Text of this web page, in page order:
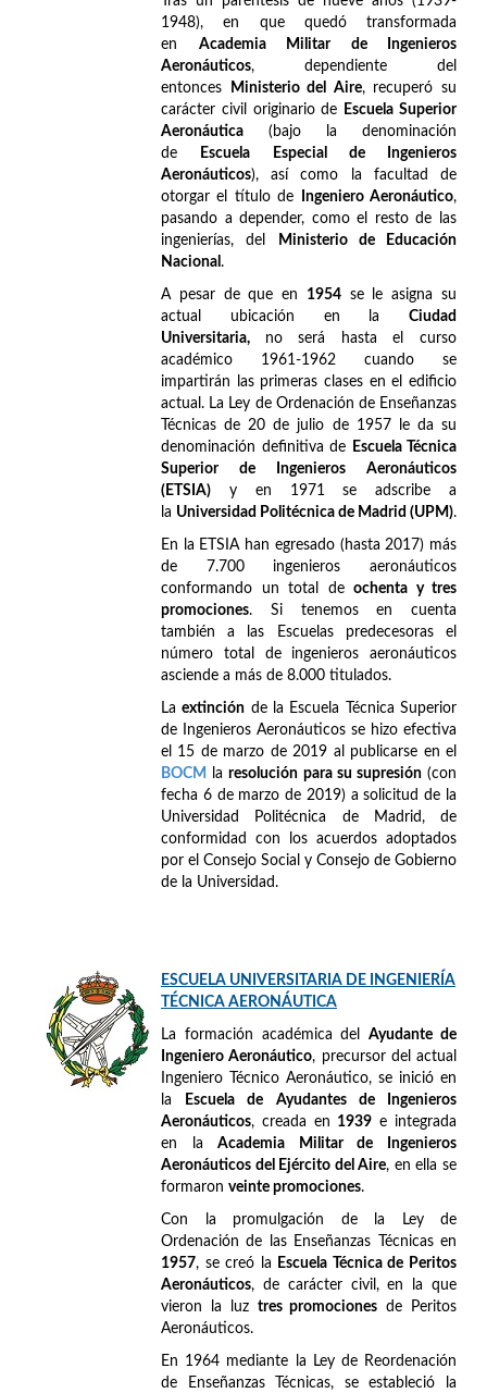
1948), en que quedó transformada
en Academia Militar de Ingenieros
Aeronáuticos, dependiente del
entonces
Ministerio del Aire, recuperó su
carácter civil originario de
Escuela Superior
Aeronáutica (bajo la denominación
de
Escuela Especial de Ingenieros
Aeronáuticos), así como la facultad de
otorgar el título de
Ingeniero Aeronáutico,
pasando a depender, como el resto de las
ingenierías, del
Ministerio de Educación
Nacional .
A pesar de que en 1954se le asigna su
actual ubicación en la Ciudad
Universitaria, no será hasta el curso
académico 1961-1962 cuando se
impartirán las primeras clases en el edificio
actual. La Ley de Ordenación de Enseñanzas
Técnicas de 20 de julio de 1957 le da su
denominación definitiva de
Escuela Técnica
Superior de Ingenieros Aeronáuticos
(ETSIA) y en 1971 se adscribe a
la Universidad Politécnica de Madrid (UPM).
En la ETSIA han egresado (hasta 2017) más
de 7.700 ingenieros aeronáuticos
conformando un total de ochenta y tres
promociones. Si tenemos en cuenta
también a las Escuelas predecesoras el
número total de ingenieros aeronáuticos
asciende a más de 8.000 titulados.
Laextinción de la Escuela Técnica Superior
de Ingenieros Aeronáuticos se hizo efectiva
el 15 de marzo de 2019 al publicarse en el
BOCM
laresolución para su supresión(con
fecha 6 de marzo de 2019) a solicitud de la
Universidad Politécnica de Madrid, de
conformidad con los acuerdos adoptados
por el Consejo Social y Consejo de Gobierno
de la Universidad.
ESCUELA UNIVERSITARIA DE INGENIERÍA
TÉCNICA AERONÁUTICA
La formación académica delAyudante de
Ingeniero Aeronáutico, precursor del actual
Ingeniero Técnico Aeronáutico, se inició en
la
Escuela de Ayudantes de Ingenieros
Aeronáuticos, creada en 1939 e integrada
en laAcademia Militar de Ingenieros
Aeronáuticos del Ejército del Aire, en ella se
formaron veinte promociones.
Con la promulgación de la Ley de
Ordenación de las Enseñanzas Técnicas en
1957, se creó la
Escuela Técnica de Peritos
Aeronáuticos, de carácter civil, en la que
vieron la luz tres promociones de Peritos
Aeronáuticos.
En 1964 mediante la Ley de Reordenación
de Enseñanzas Técnicas, se estableció la